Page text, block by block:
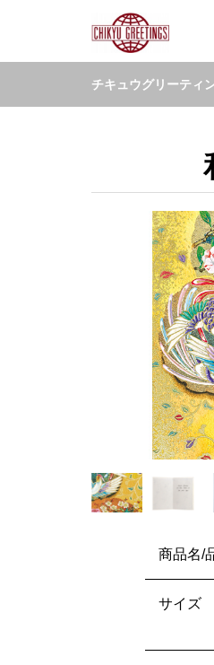
チキュウグリーティ
商品名/
サイズ